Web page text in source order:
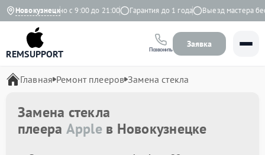
Новокузнецк
Ежедневно с 9:00 до 21:00 Гарантия до 1 года Выезд мастера
REMSUPPORT Позвонить
Заявка
Главная Ремонт плееров Замена стекла
Замена стекла
плеера Appleв Новокузнецке